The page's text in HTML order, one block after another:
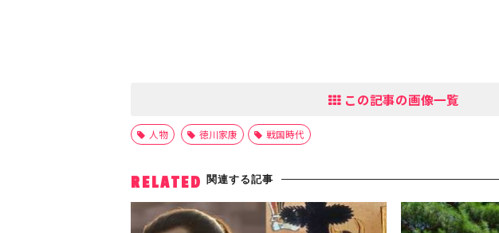
この記事の画像一覧
人物 徳川家康 戦国時代
RELATED 関連する記事